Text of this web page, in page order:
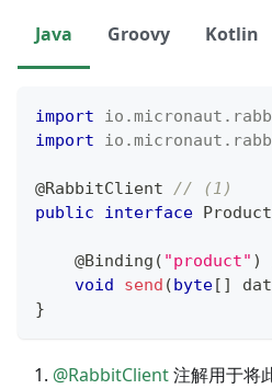
Java Groovy Kotlin
import io .micronaut .
import
io .micronaut .
@RabbitClient
// (1)
public
interface
@Binding ( "product" )
void
send (byte[ ]
}
@RabbitClient注解用于将